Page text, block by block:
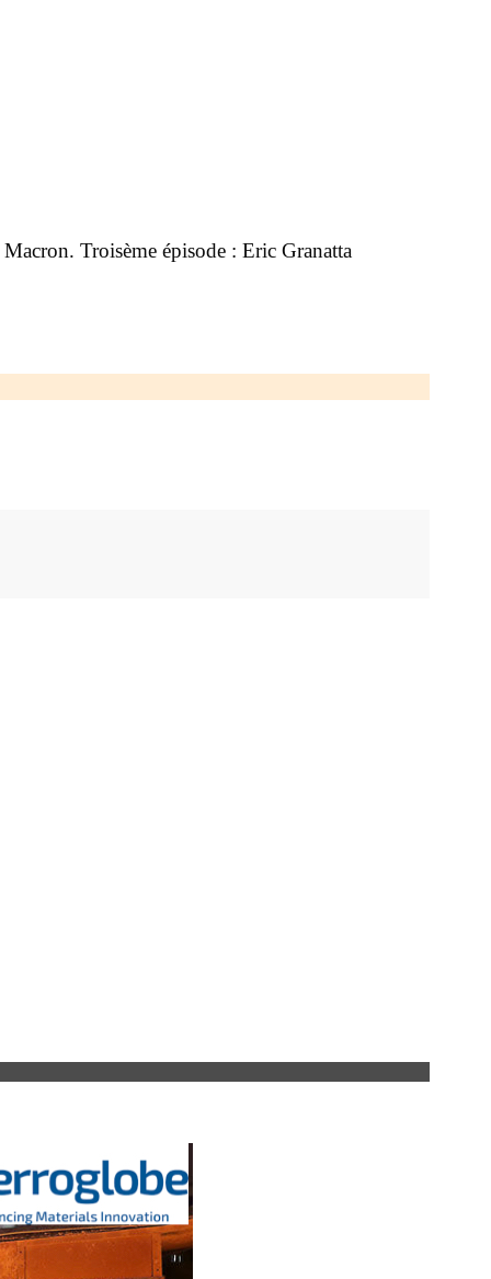
Troisème épisode : Eric Granatta